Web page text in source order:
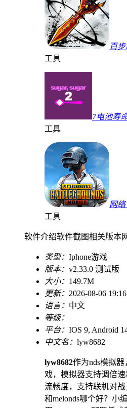
百
工具
7电池寿
工具
网
工具
软件介绍软件截图相关版本
类型： Iphone游戏
版本： v2.33.0 测试版
大小： 149.7M
更新： 2026-08-06 19:16
语言： 中文
等级：
平台： IOS 9, Android
中文名： lyw8682
lyw8682作为nds模拟
戏，模拟器支持调倍
流畅度，支持联机对战
和melonds哪个好？小